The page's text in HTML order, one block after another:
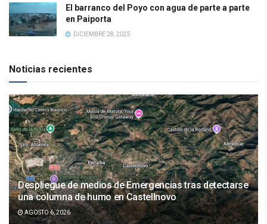
El barranco del Poyo con agua de parte a parte
en Paiporta
DICIEMBRE 28, 2025
Noticias recientes
Despliegue de medios de Emergencias tras detectarse
una columna de humo en Castellnovo
AGOSTO 6, 2026